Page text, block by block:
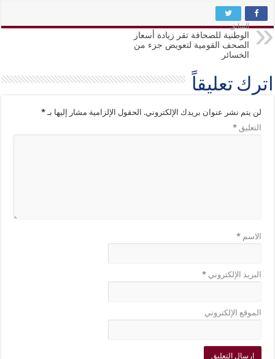
السابق
الوطنية للصحافة تقر زيادة أسعار
الصحف القومية لتعويض جزء من
الخسائر
اترك تعليقاً
لن يتم نشر عنوان بريدك الإلكتروني. الحقول الإلزامية مشار إليها بـ*
التعليق*
الاسم*
البريد الإلكتروني*
الموقع الإلكتروني